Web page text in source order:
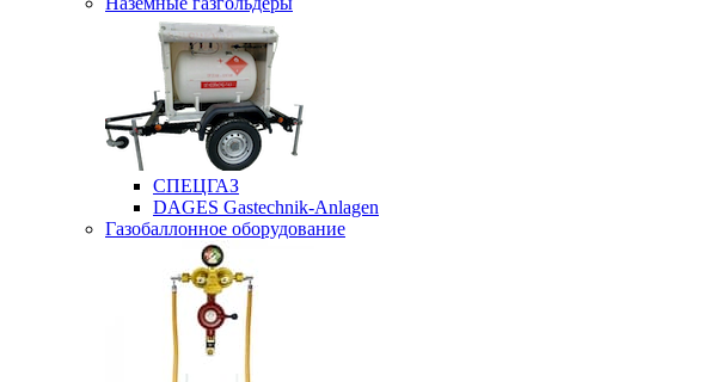
СПЕЦГАЗ
DAGES Gastechnik-Anlagen
Газобаллонное оборудование